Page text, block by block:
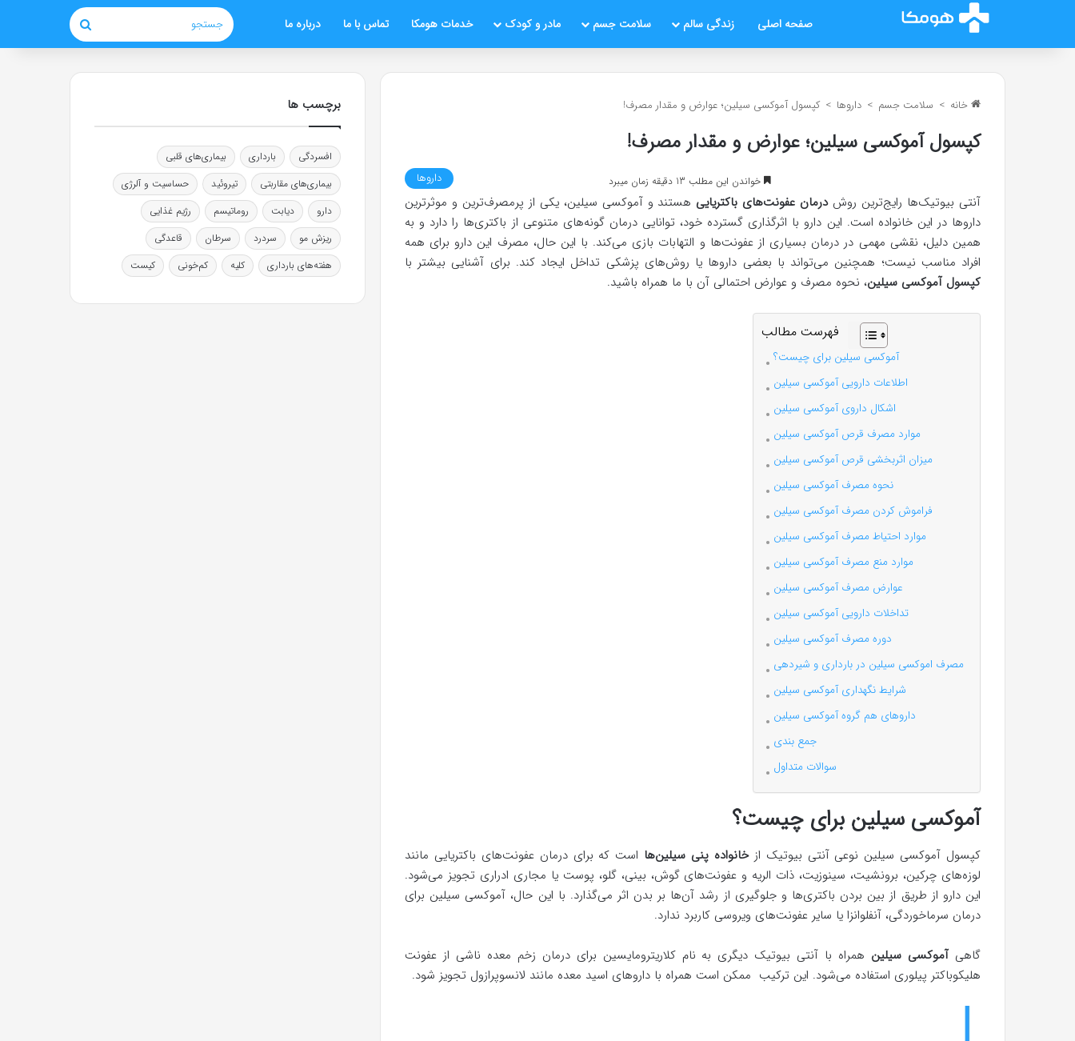
صفحه اصلی زندگی سالم سلامت جسم مادر و کودک خدمات هومکا تماس با ما درباره ما جستجو
خانه > سلامت جسم > داروها > کپسول آموکسی‌ سیلین؛ عوارض و مقدار مصرف!
کپسول آموکسی‌ سیلین؛ عوارض و مقدار مصرف!
خواندن این مطلب 13 دقیقه زمان میبرد داروها
آنتی بیوتیک‌ها رایج‌ترین روشدرمان عفونت‌های باکتریایی هستند و آموکسی سیلین، یکی از پرمصرف‌ترین و موثرترین
داروها در این خانواده است. این دارو با اثرگذاری گسترده خود، توانایی درمان گونه‌های متنوعی از باکتری‌ها را دارد و به
همین دلیل، نقشی مهمی در درمان بسیاری از عفونت‌ها و التهابات بازی می‌کند. با این حال، مصرف این دارو برای همه
افراد مناسب نیست؛ همچنین می‌تواند با بعضی داروها یا روش‌های پزشکی تداخل ایجاد کند. برای آشنایی بیشتر با
کپسول آموکسی‌ سیلین، نحوه مصرف و عوارض احتمالی آن با ما همراه باشید.
فهرست مطالب
آموکسی سیلین برای چیست؟
اطلاعات دارویی آموکسی سیلین
اشکال داروی آموکسی سیلین
موارد مصرف قرص آموکسی سیلین
میزان اثربخشی قرص آموکسی سیلین
نحوه مصرف آموکسی سیلین
فراموش کردن مصرف آموکسی سیلین
موارد احتیاط مصرف آموکسی سیلین
موارد منع مصرف آموکسی سیلین
عوارض مصرف آموکسی سیلین
تداخلات دارویی آموکسی سیلین
دوره مصرف آموکسی سیلین
مصرف اموکسی سیلین در بارداری و شیردهی
شرایط نگهداری آموکسی سیلین
داروهای هم گروه آموکسی سیلین
جمع بندی
سوالات متداول
آموکسی سیلین برای چیست؟
کپسول آموکسی سیلین نوعی آنتی بیوتیک ازخانواده پنی سیلین‌ها است که برای درمان عفونت‌های باکتریایی مانند
لوزه‌های چرکین، برونشیت، سینوزیت، ذات الریه و عفونت‌های گوش، بینی، گلو، پوست یا مجاری ادراری تجویز می‌شود.
این دارو از طریق از بین بردن باکتری‌ها و جلوگیری از رشد آن‌ها بر بدن اثر می‌گذارد. با این حال، آموکسی سیلین برای
درمان سرماخوردگی، آنفلوانزا یا سایر عفونت‌های ویروسی کاربرد ندارد.
گاهیآموکسی سیلین همراه با آنتی بیوتیک دیگری به نام کلاریترومایسین برای درمان زخم معده ناشی از عفونت
هلیکوباکتر پیلوری استفاده می‌شود. این ترکیب ممکن است همراه با داروهای اسید معده مانند لانسوپرازول تجویز شود.
برچسب ها
افسردگی بارداری
بیماری‌های قلبی
بیماری‌های مقاربتی
تیروئید
حساسیت و آلرژی
دارو
دیابت روماتیسم
رژیم غذایی
ریزش مو
سردرد سرطان
قاعدگی
هفته‌های بارداری
کلیه کم‌خونی کیست